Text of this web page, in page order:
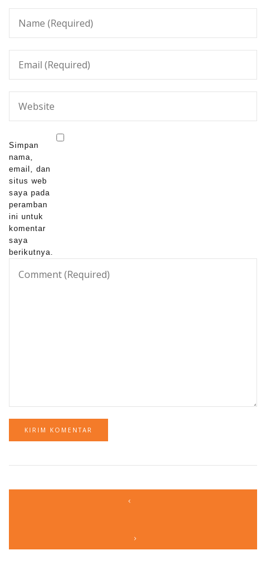
Simpan
nama,
email, dan
situs web
saya pada
peramban
ini untuk
komentar
saya
berikutnya.